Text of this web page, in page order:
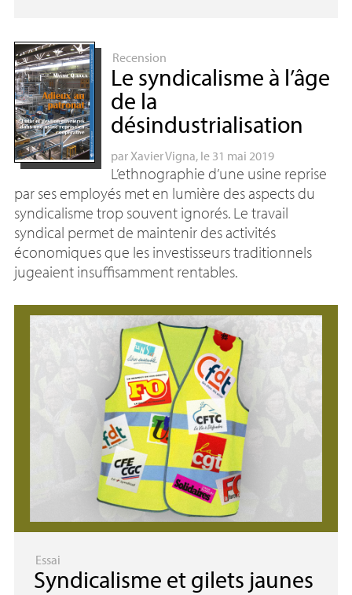
Recension
Le syndicalisme à l’âge
de la
désindustrialisation
parXavier Vigna, le 31 mai 2019
L’ethnographie d’une usine reprise
par ses employés met en lumière des aspects du
syndicalisme trop souvent ignorés. Le travail
syndical permet de maintenir des activités
économiques que les investisseurs traditionnels
jugeaient insuffisamment rentables.
Essai
Syndicalisme et gilets jaunes